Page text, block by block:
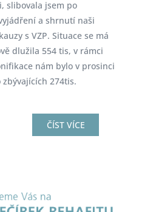
slibovala jsem po
a shrnutí naši
s VZP. Situace se má
dlužila 554 tis, v rámci
nám bylo v prosinci
274tis.
ČÍST VÍCE